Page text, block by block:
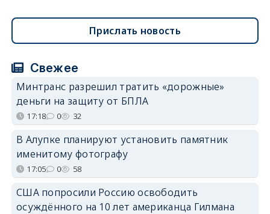
Прислать новость
Свежее
Минтранс разрешил тратить «дорожные»
деньги на защиту от БПЛА
17:18 0 32
В Алупке планируют установить памятник
именитому фотографу
17:05 0 58
США попросили Россию освободить
осуждённого на 10 лет американца Гилмана